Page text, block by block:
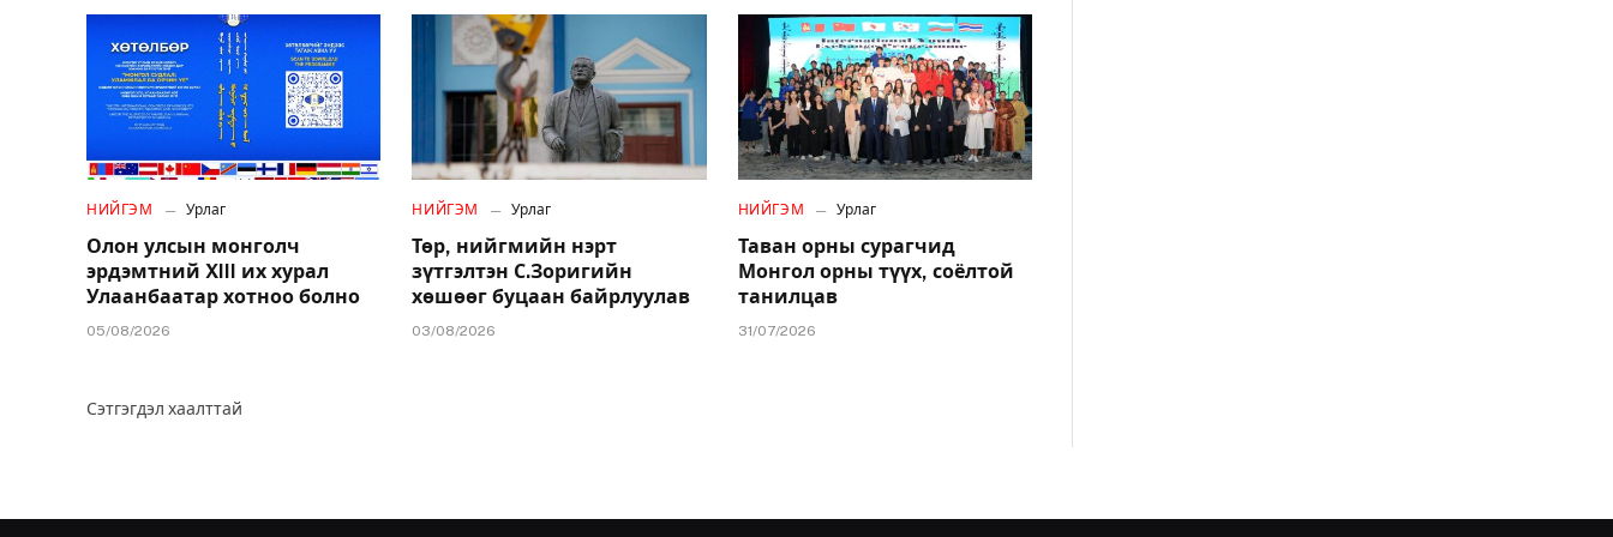
НИЙГЭМ Урлаг
Олон улсын монголч
эрдэмтний XIII их хурал
Улаанбаатар хотноо болно
05/08/2026
НИЙГЭМ Урлаг
Төр, нийгмийн нэрт
зүтгэлтэн С.Зоригийн
хөшөөг буцаан байрлуулав
03/08/2026
НИЙГЭМ Урлаг
Таван орны сурагчид
Монгол орны түүх, соёлтой
танилцав
31/07/2026
Сэтгэгдэл хаалттай